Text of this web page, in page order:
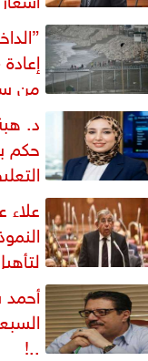
دستورية
من
وارتفاع
د.
حكم
الطعن على... علاء
العملي
..!